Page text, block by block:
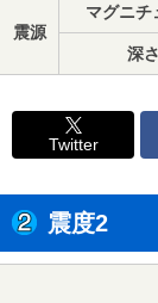
震源
マグニチ
深さ
Twitter
震度2